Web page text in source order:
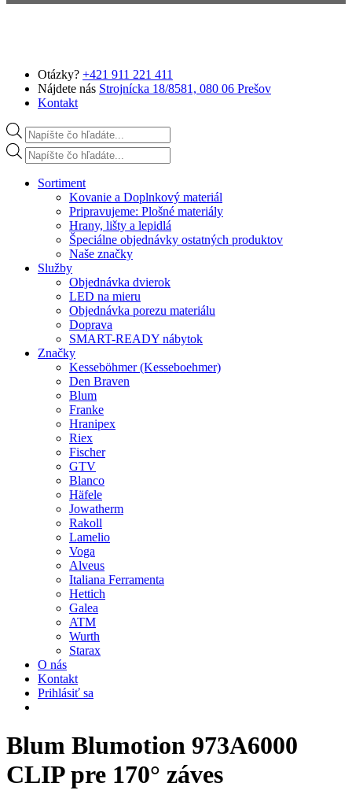
Otázky? +421 911 221 411
Nájdete nás Strojnícka 18/8581, 080 06 Prešov
Kontakt
Products search
Products search
Sortiment
Kovanie a Doplnkový materiál
Pripravujeme: Plošné materiály
Hrany, lišty a lepidlá
Špeciálne objednávky ostatných produktov
Naše značky
Služby
Objednávka dvierok
LED na mieru
Objednávka porezu materiálu
Doprava
SMART-READY nábytok
Značky
Kesseböhmer (Kesseboehmer)
Den Braven
Blum
Franke
Hranipex
Riex
Fischer
GTV
Blanco
Häfele
Jowatherm
Rakoll
Lamelio
Voga
Alveus
Italiana Ferramenta
Hettich
Galea
ATM
Wurth
Starax
O nás
Kontakt
Prihlásiť sa
Blum Blumotion 973A6000
CLIP pre 170° záves